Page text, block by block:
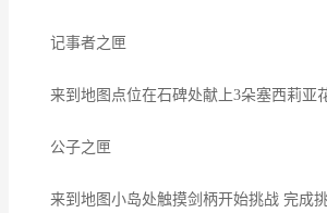
记事者之匣
来到地图点位在石碑处献上3朵塞西莉亚
公子之匣
来到地图小岛处触摸剑柄开始挑战 完成挑